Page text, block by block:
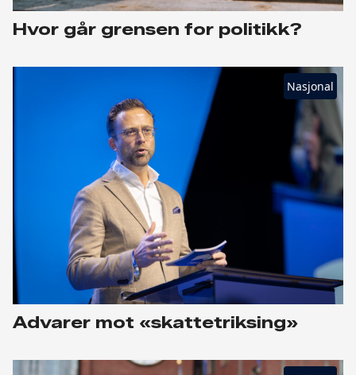
Hvor går grensen for politikk?
Nasjonal
Advarer mot «skattetriksing»